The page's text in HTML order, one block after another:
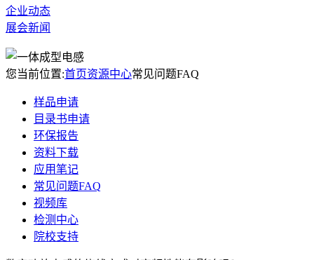
企业动态
展会新闻
您当前位置:首页资源中心常见问题FAQ
样品申请
目录书申请
环保报告
资料下载
应用笔记
常见问题FAQ
视频库
检测中心
院校支持